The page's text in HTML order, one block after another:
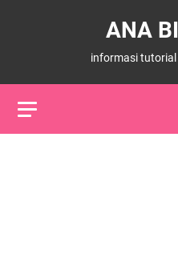
ANA
informasi